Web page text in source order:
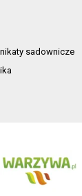
sadownicze